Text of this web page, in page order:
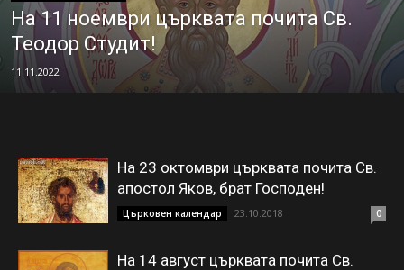
На 11 ноември църквата почита Св.
Теодор Студит!
11.11.2022
На 23 октомври църквата почита Св.
апостол Яков, брат Господен!
Църковен календар 23.10.2018 0
На 14 август църквата почита Св.